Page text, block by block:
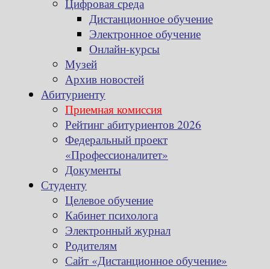
Цифровая среда
Дистанционное обучение
Электронное обучение
Онлайн-курсы
Музей
Архив новостей
Абитуриенту
Приемная комиссия
Рейтинг абитуриентов 2026
Федеральный проект
«Профессионалитет»
Документы
Студенту
Целевое обучение
Кабинет психолога
Электронный журнал
Родителям
Сайт «Дистанционное обучение»